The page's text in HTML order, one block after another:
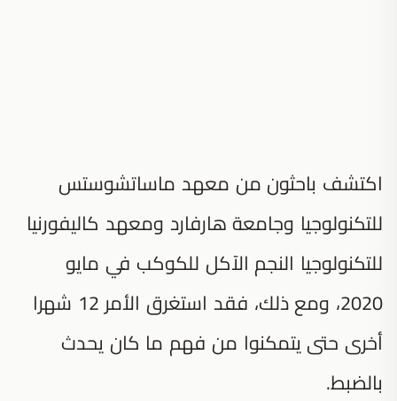
اكتشف باحثون من معهد ماساتشوستس
للتكنولوجيا وجامعة هارفارد ومعهد كاليفورنيا
للتكنولوجيا النجم الآكل للكوكب في مايو
2020، ومع ذلك، فقد استغرق الأمر 12 شهرا
أخرى حتى يتمكنوا من فهم ما كان يحدث
بالضبط.